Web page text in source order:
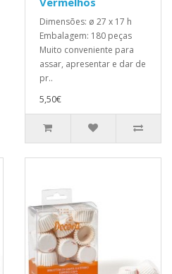
Dimensões: ø 27 x 17 h
Embalagem: 180 peças
Muito conveniente para
assar, apresentar e dar de
pr..
5,50€